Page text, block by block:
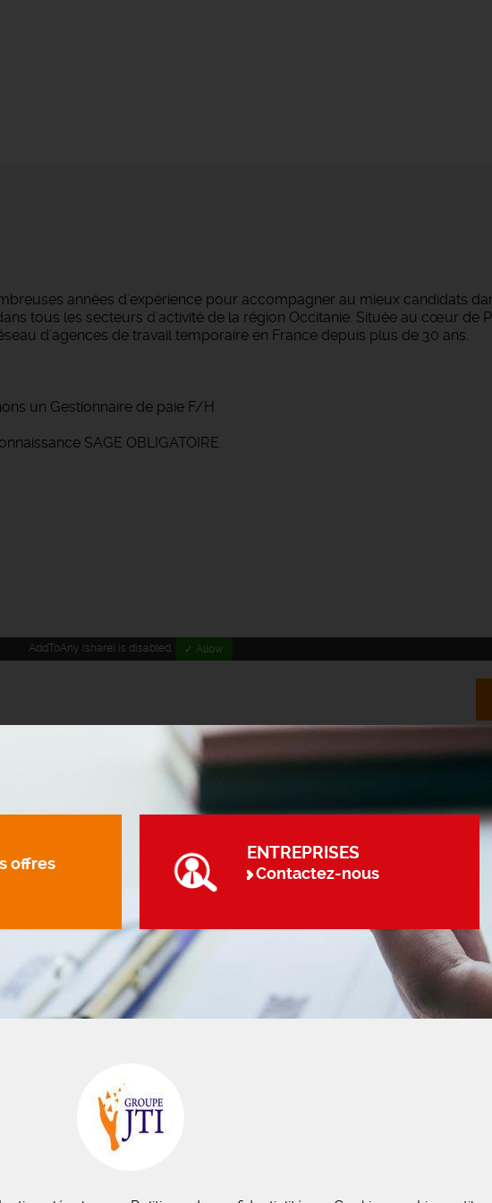
années d'expérience pour accompagner au mieux candidats
tous les secteurs d'activité de la région Occitanie. Située au cœur de
d'agences de travail temporaire en France depuis plus de 30 ans.
un Gestionnaire de paie F/H.
SAGE OBLIGATOIRE.
AddToAny (share) is disabled. ✓ Allow
offres
ENTREPRISES
Contactez-nous